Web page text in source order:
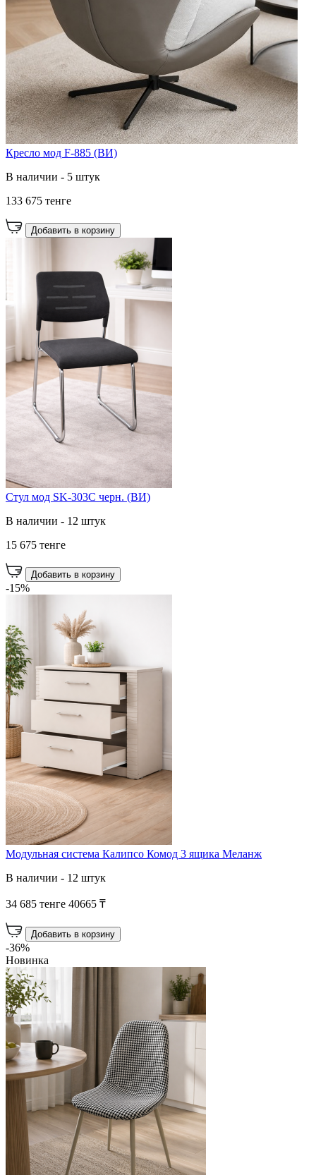
Кресло мод F-885 (ВИ)
В наличии - 5 штук
133 675 тенге
Добавить в корзину
Cтул мод SK-303C черн. (ВИ)
В наличии - 12 штук
15 675 тенге
Добавить в корзину
-15%
Модульная система Калипсо Комод 3 ящика Меланж
В наличии - 12 штук
34 685 тенге 40665 ₸
Добавить в корзину
-36%
Новинка